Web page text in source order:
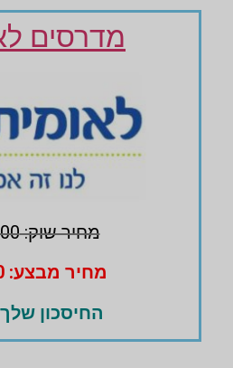
מדרסים
מחיר שוק: 2400 ₪
מחיר מבצע: 750 ₪
החיסכון שלך: